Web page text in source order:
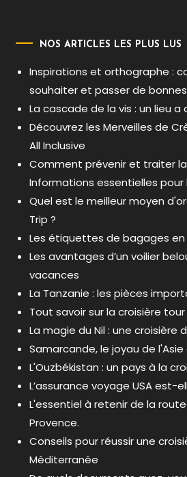
NOS ARTICLES LES PLUS LUS
Inspirations et orthographe :
souhaiter et passer de
La cascade de la vis : un lieu a
Découvrez les Merveilles de
All Inclusive
Comment prévenir et traiter
Informations essentielles pour
Quel est le meilleur moyen
Trip ?
Les étiquettes de bagages en
Les avantages d’un voilier
vacances
La Tanzanie : les pièces
Tout savoir sur la croisière
La magie du Nil : une croisière
Samarcande, le joyau de
L'Ouzbékistan : un pays à la
L’assurance voyage USA est-
L'essentiel à retenir de la
Provence.
Conseils pour réussir une
Méditerranée